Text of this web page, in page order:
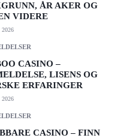
ÅR AKER OG
VIDERE
2026
CASINO –
LISENS OG
ERFARINGER
2026
CASINO – FINN